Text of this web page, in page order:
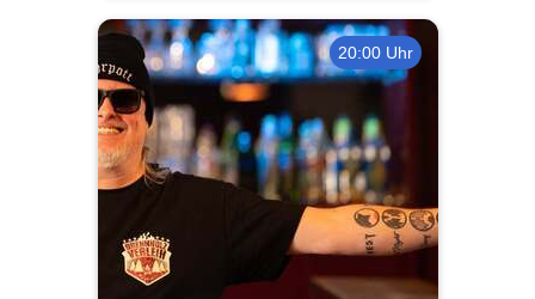
20:00 Uhr